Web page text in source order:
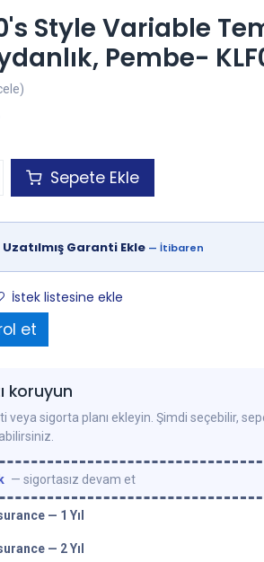
Style Variable
Pembe-
Sepete Ekle
Garanti Ekle — İtibaren
İstek listesine ekle
et
koruyun
veya sigorta planı ekleyin. Şimdi seçebilir,
— sigortasız devam et
— 1 Yıl
— 2 Yıl